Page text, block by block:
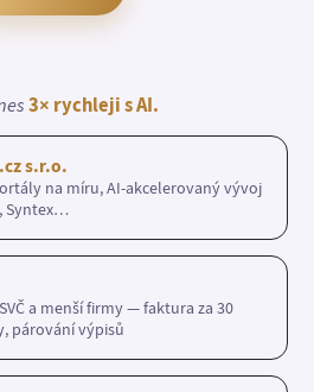
3× rychleji s AI.
s.r.o.
na míru, AI-akcelerovaný vývoj
Syntex…
a menší firmy — faktura za 30
párování výpisů